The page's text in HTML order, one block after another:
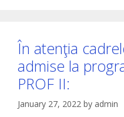
În atenţia
admise la
PROF II:
January 27, 2022 by admin